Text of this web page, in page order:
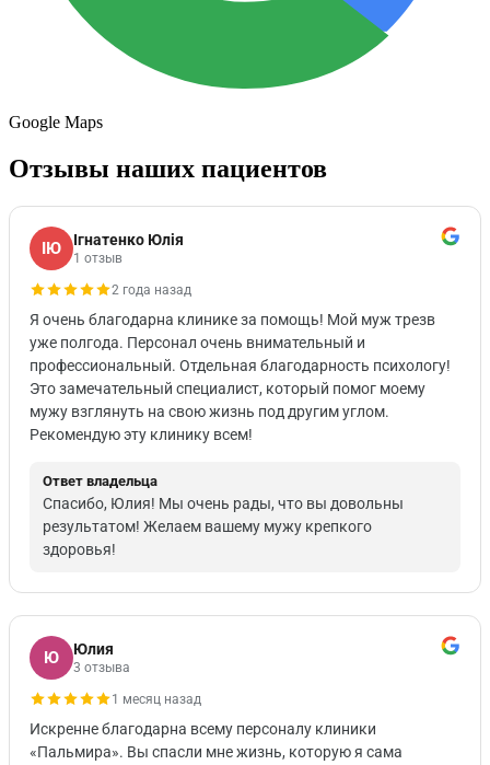
Google Maps
Отзывы наших пациентов
ІЮ Ігнатенко Юлія
1 отзыв
2 года назад
Я очень благодарна клинике за помощь! Мой муж трезв
уже полгода. Персонал очень внимательный и
профессиональный. Отдельная благодарность психологу!
Это замечательный специалист, который помог моему
мужу взглянуть на свою жизнь под другим углом.
Рекомендую эту клинику всем!
Ответ владельца
Спасибо, Юлия! Мы очень рады, что вы довольны
результатом! Желаем вашему мужу крепкого
здоровья!
Ю Юлия
3 отзыва
1 месяц назад
Искренне благодарна всему персоналу клиники
«Пальмира». Вы спасли мне жизнь, которую я сама